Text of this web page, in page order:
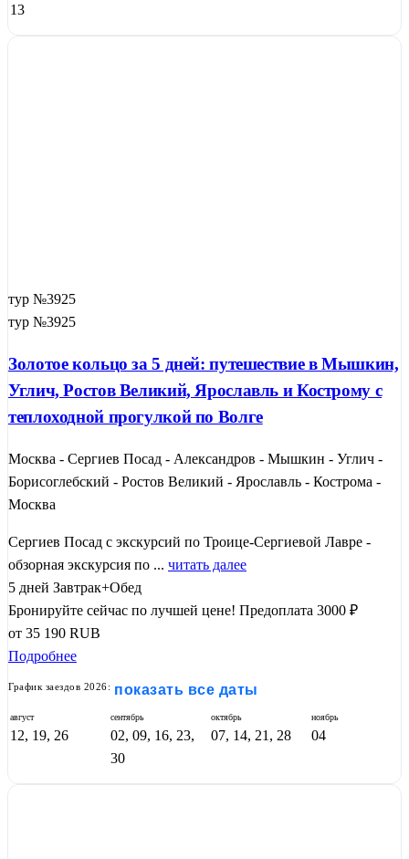
13
тур №3925
тур №3925
Золотое кольцо за 5 дней: путешествие в Мышкин,
Углич, Ростов Великий, Ярославль и Кострому с
теплоходной прогулкой по Волге
Москва - Сергиев Посад - Александров - Мышкин - Углич -
Борисоглебский - Ростов Великий - Ярославль - Кострома -
Москва
Сергиев Посад с экскурсий по Троице-Сергиевой Лавре -
обзорная экскурсия по ... читать далее
5 дней Завтрак+Обед
Бронируйте сейчас по лучшей цене! Предоплата 3000 ₽
от 35 190 RUB
Подробнее
График заездов 2026: показать все даты
август
12, 19, 26
сентябрь
02, 09, 16, 23,
30
октябрь
07, 14, 21, 28
ноябрь
04